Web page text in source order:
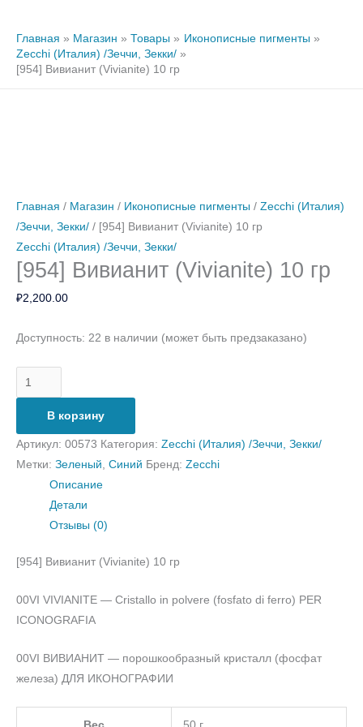
Главная Магазин Товары
Иконописные пигменты
Zecchi (Италия) /Зеччи, Зекки/
[954] Вивианит (Vivianite) 10 гр
Главная / Магазин / Иконописные пигменты / Zecchi (Италия)
/Зеччи, Зекки/ / [954] Вивианит (Vivianite) 10 гр
Zecchi (Италия) /Зеччи, Зекки/
[954] Вивианит (Vivianite) 10 гр
₽2,200.00
Доступность: 22 в наличии (может быть предзаказано)
Вивианит
(Vivianite)
10
гр
В корзину
Артикул: 00573 Категория: Zecchi (Италия) /Зеччи, Зекки/
Метки: Зеленый Синий Бренд: Zecchi
Описание
Детали
Отзывы (0)
[954] Вивианит (Vivianite) 10 гр
00VI VIVIANITE — Cristallo in polvere (fosfato di ferro) PER
ICONOGRAFIA
00VI ВИВИАНИТ — порошкообразный кристалл (фосфат
железа) ДЛЯ ИКОНОГРАФИИ
Холодный
зеленый
30
гр
Ультрамарин
зеленый
(Verde
oltremare)
20
гр